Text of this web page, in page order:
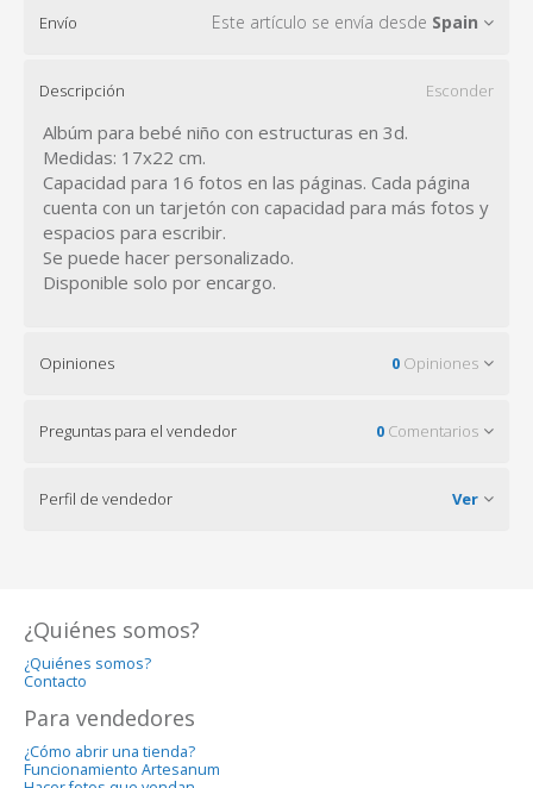
Envío Este artículo se envía desde Spain
Descripción Esconder
Albúm para bebé niño con estructuras en 3d.
Medidas: 17x22 cm.
Capacidad para 16 fotos en las páginas. Cada página
cuenta con un tarjetón con capacidad para más fotos y
espacios para escribir.
Se puede hacer personalizado.
Disponible solo por encargo.
Opiniones 0 Opiniones
Preguntas para el vendedor 0 Comentarios
Perfil de vendedor Ver
¿Quiénes somos?
¿Quiénes somos?
Contacto
Para vendedores
¿Cómo abrir una tienda?
Funcionamiento Artesanum